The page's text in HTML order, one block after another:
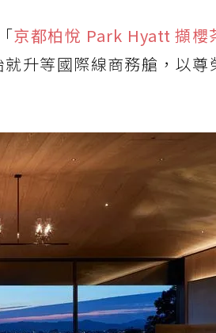
京都柏悅 Park Hyatt 擷櫻
升等國際線商務艙，以尊